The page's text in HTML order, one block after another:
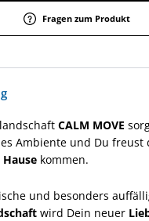
Fragen zum Produkt
CALM MOVE
Ambiente und Du freust
Hause kommen.
und besonders
wird Dein neuer